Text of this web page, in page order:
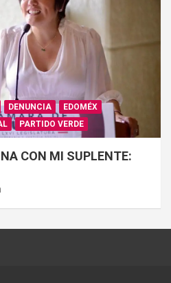
DENUNCIA
EDOMÉX
PARTIDO VERDE
CON MI SUPLENTE: